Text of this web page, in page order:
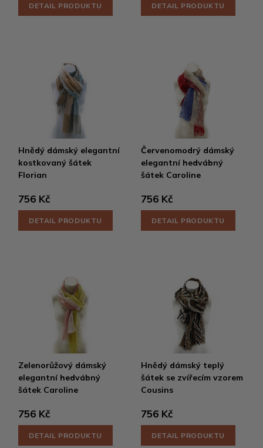
DETAIL PRODUKTU DETAIL PRODUKTU
Hnědý dámský elegantní
kostkovaný šátek
Florian
756 Kč
DETAIL PRODUKTU
Červenomodrý dámský
elegantní hedvábný
šátek Caroline
756 Kč
DETAIL PRODUKTU
Zelenorůžový dámský
elegantní hedvábný
šátek Caroline
756 Kč
DETAIL PRODUKTU
Hnědý dámský teplý
šátek se zvířecím vzorem
Cousins
756 Kč
DETAIL PRODUKTU